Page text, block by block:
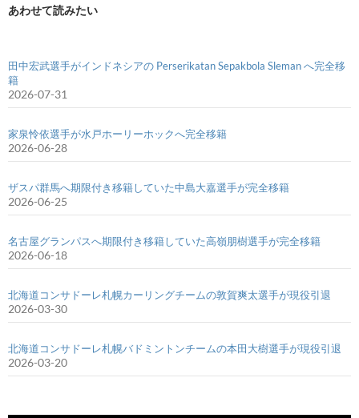
あわせて読みたい
田中宏武選手がインドネシアの Perserikatan Sepakbola Sleman へ完全移
籍
2026-07-31
家泉怜依選手が水戸ホーリーホックへ完全移籍
2026-06-28
ザスパ群馬へ期限付き移籍していた中島大嘉選手が完全移籍
2026-06-25
名古屋グランパスへ期限付き移籍していた高嶺朋樹選手が完全移籍
2026-06-18
北海道コンサドーレ札幌カーリングチームの敦賀爽太選手が現役引退
2026-03-30
北海道コンサドーレ札幌バドミントンチームの本田大樹選手が現役引退
2026-03-20